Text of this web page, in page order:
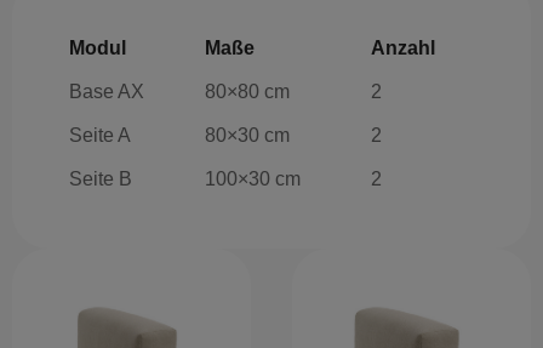
Modul Maße Anzahl
Base AX 80×80 cm 2
Seite A 80×30 cm 2
Seite B 100×30 cm 2